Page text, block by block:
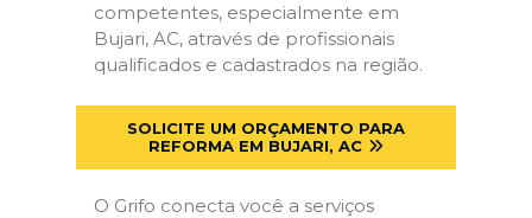
competentes, especialmente em
Bujari, AC, através de profissionais
qualificados e cadastrados na região.
SOLICITE UM ORÇAMENTO PARA
REFORMA EM BUJARI, AC
O Grifo conecta você a serviços